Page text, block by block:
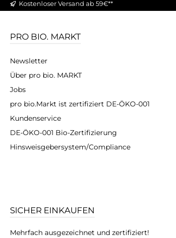
Kostenloser Versand ab 59€**
PRO BIO. MARKT
Newsletter
Über pro bio. MARKT
Jobs
pro bio.Markt ist zertifiziert DE-ÖKO-001
Kundenservice
DE-ÖKO-001 Bio-Zertifizierung
Hinsweisgebersystem/Compliance
SICHER EINKAUFEN
Mehrfach ausgezeichnet und zertifiziert!